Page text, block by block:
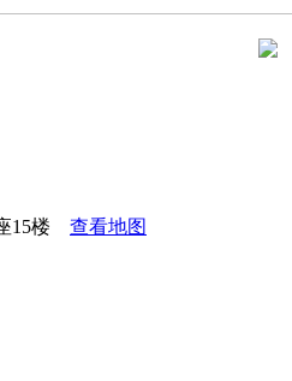
15楼 查看地图